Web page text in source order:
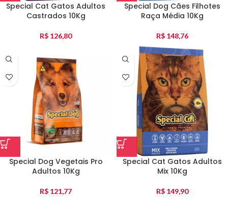
Special Cat Gatos Adultos
Castrados 10Kg
R$ 126,80
Special Dog Cães Filhotes
Raça Média 10Kg
R$ 148,76
Special Dog Vegetais Pro
Adultos 10Kg
R$ 121,77
Special Cat Gatos Adultos
Mix 10Kg
R$ 149,90